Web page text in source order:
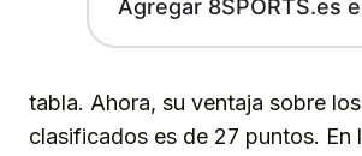
Agregar 8SPORTS.es
tabla. Ahora, su ventaja sobre
clasificados es de 27 puntos. En